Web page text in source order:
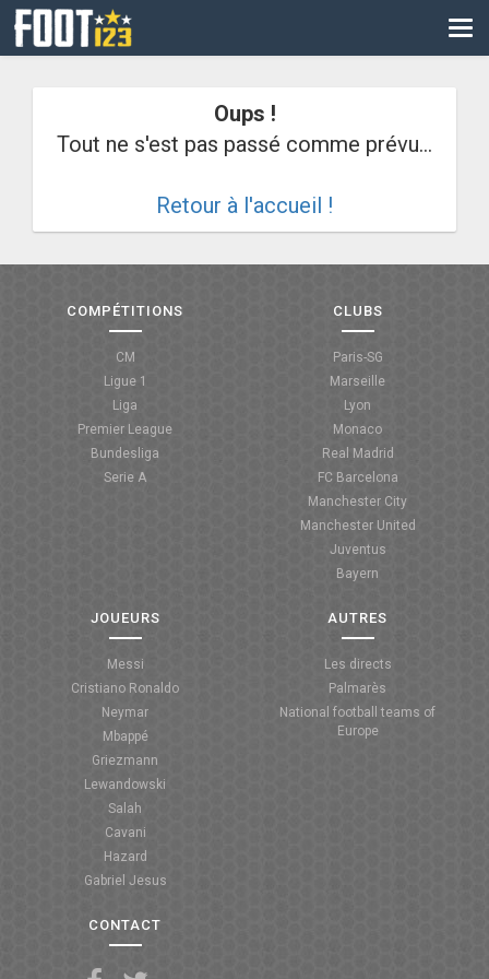
CM
COUPE DE FRANCE
COUPE DE LA LIGUE
Oups !
Tout ne s'est pas passé comme prévu...
Retour à l'accueil !
COMPÉTITIONS
CM
Ligue 1
Liga
Premier League
Bundesliga
Serie A
CLUBS
Paris-SG
Marseille
Lyon
Monaco
Real Madrid
FC Barcelona
Manchester City
Manchester United
Juventus
Bayern
JOUEURS
Messi
Cristiano Ronaldo
Neymar
Mbappé
Griezmann
Lewandowski
Salah
Cavani
Hazard
Gabriel Jesus
AUTRES
Les directs
Palmarès
National football teams of
Europe
CONTACT